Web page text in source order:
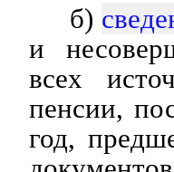
б)
и
всех
пенсии,
год,